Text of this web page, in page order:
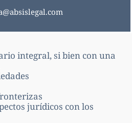
integral, si bien con una
jurídicos con los